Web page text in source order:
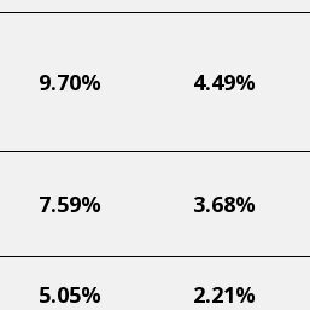
4.49%
9.70%
3.68%
7.59%
2.21%
5.05%